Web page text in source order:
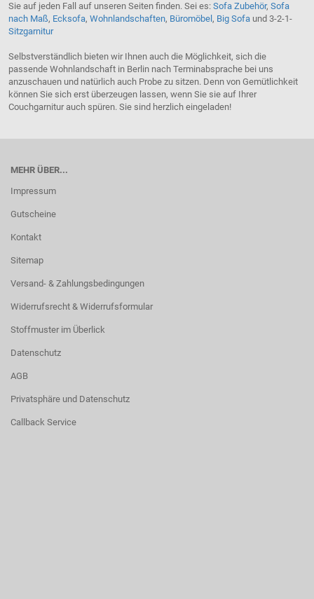
Sie auf jeden Fall auf unseren Seiten finden. Sei es: Sofa Zubehör, Sofa
nach Maß, Ecksofa, Wohnlandschaften, Büromöbel , Big Sofaund 3-2-1-
Sitzgarnitur
Selbstverständlich bieten wir Ihnen auch die Möglichkeit, sich die
passende Wohnlandschaft in Berlin nach Terminabsprache bei uns
anzuschauen und natürlich auch Probe zu sitzen. Denn von Gemütlichkeit
können Sie sich erst überzeugen lassen, wenn Sie sie auf Ihrer
Couchgarnitur auch spüren. Sie sind herzlich eingeladen!
MEHR ÜBER...
Impressum
Gutscheine
Kontakt
Sitemap
Versand- & Zahlungsbedingungen
Widerrufsrecht & Widerrufsformular
Stoffmuster im Überlick
Datenschutz
AGB
Privatsphäre und Datenschutz
Callback Service